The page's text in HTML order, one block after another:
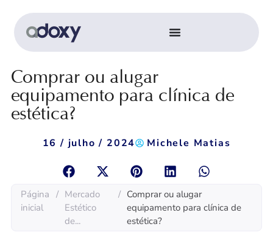
Comprar ou alugar
equipamento para clínica de
estética?
16 / julho / 2024 Michele Matias
Página
inicial
/ Mercado
Estético
de...
/ Comprar ou alugar
equipamento para clínica de
estética?